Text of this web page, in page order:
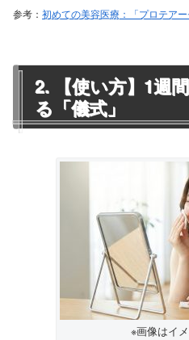
参考： 初めての美容医療：「プロテアー
2. 【使い方】1週
る「儀式」
※画像はイ